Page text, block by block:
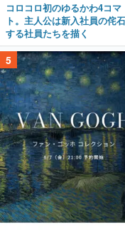
コロコロ初のゆるかわ4コ
ト。主人公は新入社員の侘
する社員たちを描く
5